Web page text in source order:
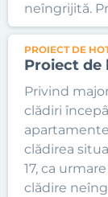
neîngrijită.
PROIECT DE
Proiect de
Privind
clădiri
clădirea
17, ca
clădire